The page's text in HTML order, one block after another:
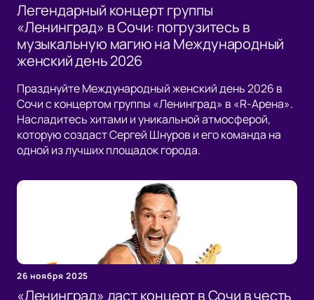
Легендарный концерт группы
«Ленинград» в Сочи: погрузитесь в
музыкальную магию на Международный
женский день 2026
Празднуйте Международный женский день 2026 в
Сочи с концертом группы «Ленинград» в «R-Арена».
Насладитесь хитами и уникальной атмосферой,
которую создаст Сергей Шнуров и его команда на
одной из лучших площадок города.
26 ноября 2025
«Ленинград» даст концерт в Сочи в честь